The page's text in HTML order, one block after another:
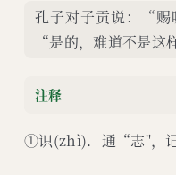
孔子对子贡说：“赐
“是的，难道不是
注释
①识(zhì)．通“志''，记